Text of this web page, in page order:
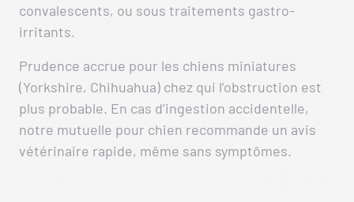
convalescents, ou sous traitements gastro-
irritants.
Prudence accrue pour les chiens miniatures
(Yorkshire, Chihuahua) chez qui l’obstruction est
plus probable. En cas d’ingestion accidentelle,
notre mutuelle pour chien recommande un avis
vétérinaire rapide, même sans symptômes.